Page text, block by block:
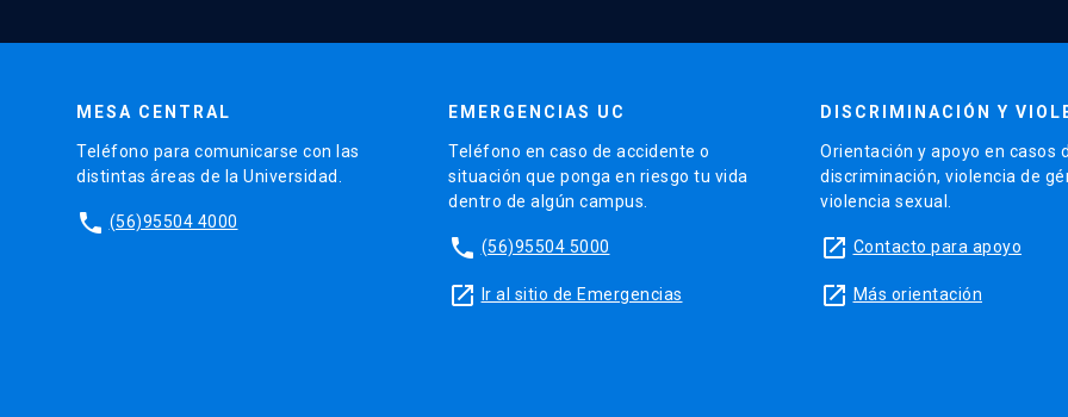
MESA CENTRAL
Teléfono para comunicarse con las
distintas áreas de la Universidad.
phone (56)95504 4000
EMERGENCIAS UC
Teléfono en caso de accidente o
situación que ponga en riesgo tu vida
dentro de algún campus.
phone (56)95504 5000
launch Ir al sitio de Emergencias
DISCRIMINACIÓN Y
Orientación y apoyo en casos
discriminación, violencia de
violencia sexual.
launch Contacto para apoyo
launch Más orientación